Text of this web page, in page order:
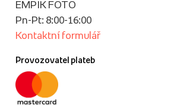
EMPIK FOTO
Pn-Pt: 8:00-16:00
Kontaktní formulář
Provozovatel plateb